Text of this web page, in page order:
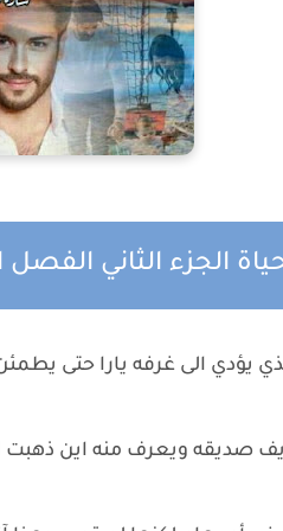
الجزء الثاني
يؤدي الى غرفه يارا حتى
صديقه ويعرف منه اين ذهبت